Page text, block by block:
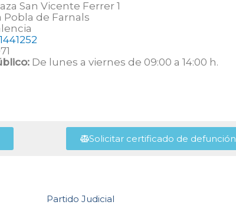
San Vicente Ferrer 1
Pobla de Farnals
De lunes a viernes de 09:00 a 14:00 h.
Solicitar certificado de defunción
Partido Judicial